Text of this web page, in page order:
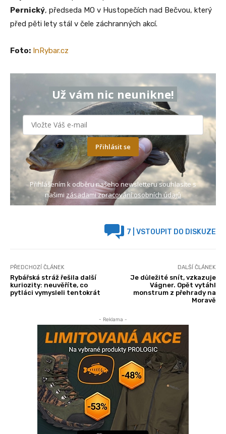
Pernický, předseda MO v Hustopečích nad Bečvou, který
před pěti lety stál v čele záchranných akcí.
Foto: InRybar.cz
Už vám nic neunikne!
Přihlásit se
Přihlášením k odběru našeho newsletteru souhlasíte s
našimi zásadami zpracování osobních údajů
7 | VSTOUPIT DO DISKUZE
PŘEDCHOZÍ ČLÁNEK
Rybářská stráž řešila další
kuriozity: neuvěříte, co
pytláci vymysleli tentokrát
DALŠÍ ČLÁNEK
Je důležité snít, vzkazuje
Vágner. Opět vytáhl
monstrum z přehrady na
Moravě
- Reklama -